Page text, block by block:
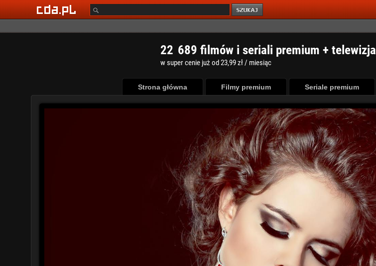
22 689 filmów i seriali premium + telewizja
w super cenie już od 23,99 zł / miesiąc
Strona główna Filmy premium Seriale premium